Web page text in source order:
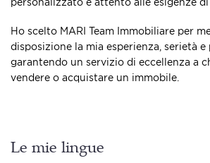
Ho scelto MARI Team Immobiliare per
disposizione la mia esperienza, serietà e
garantendo un servizio di eccellenza a
vendere o acquistare un immobile.
Le mie lingue